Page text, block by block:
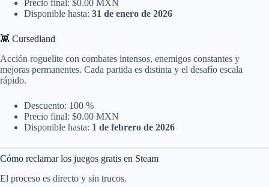
Precio final: $0.00 MXN
Disponible hasta: 31 de enero de 2026
👾 Cursedland
Acción roguelite con combates intensos, enemigos constantes y
mejoras permanentes. Cada partida es distinta y el desafío escala
rápido.
Descuento: 100 %
Precio final: $0.00 MXN
Disponible hasta: 1 de febrero de 2026
Cómo reclamar los juegos gratis en Steam
El proceso es directo y sin trucos.